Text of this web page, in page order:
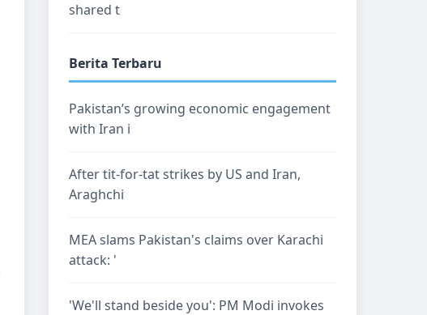
shared t
Berita Terbaru
Pakistan’s growing economic engagement
with Iran i
After tit-for-tat strikes by US and Iran,
Araghchi
MEA slams Pakistan's claims over Karachi
attack: '
'We'll stand beside you': PM Modi invokes